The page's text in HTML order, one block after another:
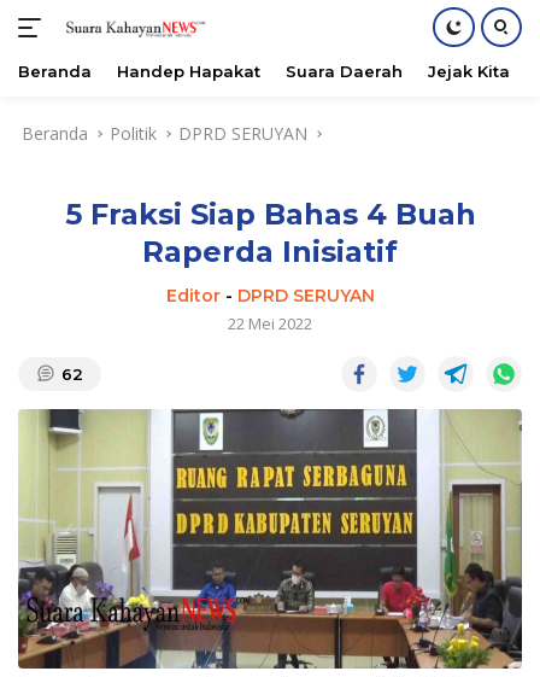
Beranda Handep Hapakat Suara Daerah Jejak Kita
Beranda Politik DPRD SERUYAN
5 Fraksi Siap Bahas 4 Buah
Raperda Inisiatif
Editor- DPRD SERUYAN
22 Mei 2022
62